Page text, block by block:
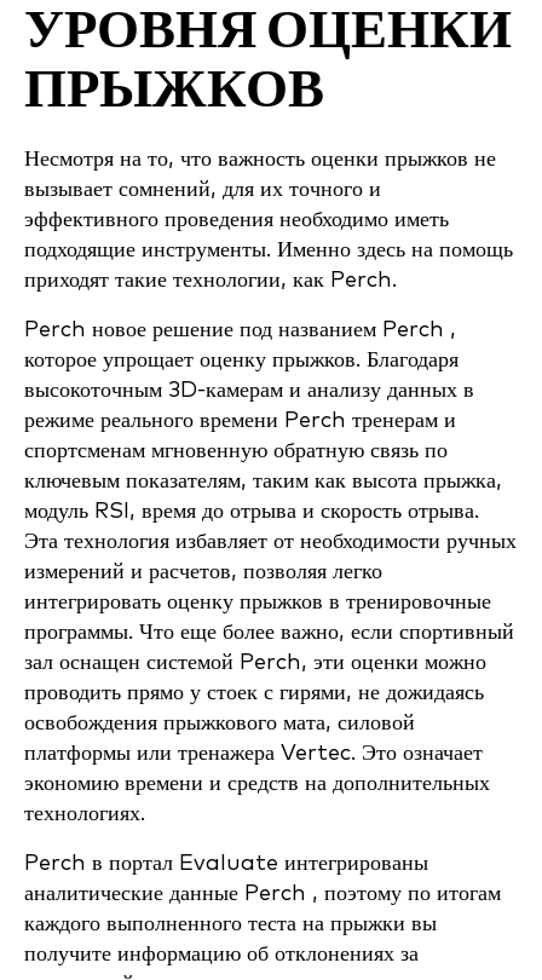
УРОВНЯ ОЦЕНКИ
ПРЫЖКОВ
Несмотря на то, что важность оценки прыжков не
вызывает сомнений, для их точного и
эффективного проведения необходимо иметь
подходящие инструменты. Именно здесь на помощь
приходят такие технологии, как Perch.
Perch новое решение под названием Perch ,
которое упрощает оценку прыжков. Благодаря
высокоточным 3D-камерам и анализу данных в
режиме реального времени Perch тренерам и
спортсменам мгновенную обратную связь по
ключевым показателям, таким как высота прыжка,
модуль RSI, время до отрыва и скорость отрыва.
Эта технология избавляет от необходимости ручных
измерений и расчетов, позволяя легко
интегрировать оценку прыжков в тренировочные
программы. Что еще более важно, если спортивный
зал оснащен системой Perch, эти оценки можно
проводить прямо у стоек с гирями, не дожидаясь
освобождения прыжкового мата, силовой
платформы или тренажера Vertec. Это означает
экономию времени и средств на дополнительных
технологиях.
Perch в портал Evaluate интегрированы
аналитические данные Perch , поэтому по итогам
каждого выполненного теста на прыжки вы
получите информацию об отклонениях за